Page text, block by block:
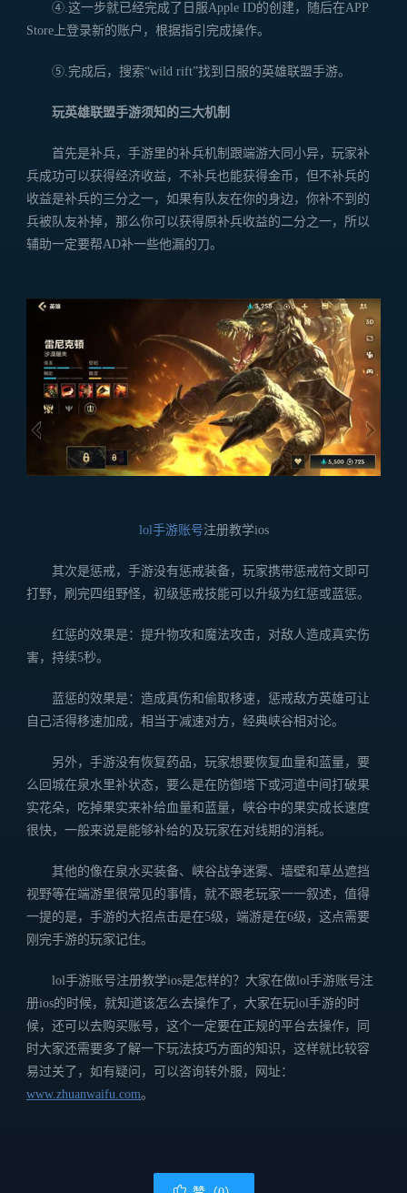
④.这一步就已经完成了日服Apple ID的创建，随后在APP
Store上登录新的账户，根据指引完成操作。
⑤.完成后，搜索“wild rift”找到日服的英雄联盟手游。
玩英雄联盟手游须知的三大机制
首先是补兵，手游里的补兵机制跟端游大同小异，玩家补
兵成功可以获得经济收益，不补兵也能获得金币，但不补兵的
收益是补兵的三分之一，如果有队友在你的身边，你补不到的
兵被队友补掉，那么你可以获得原补兵收益的二分之一，所以
辅助一定要帮AD补一些他漏的刀。
lol手游账号注册教学ios
其次是惩戒，手游没有惩戒装备，玩家携带惩戒符文即可
打野，刷完四组野怪，初级惩戒技能可以升级为红惩或蓝惩。
红惩的效果是：提升物攻和魔法攻击，对敌人造成真实伤
害，持续5秒。
蓝惩的效果是：造成真伤和偷取移速，惩戒敌方英雄可让
自己活得移速加成，相当于减速对方，经典峡谷相对论。
另外，手游没有恢复药品，玩家想要恢复血量和蓝量，要
么回城在泉水里补状态，要么是在防御塔下或河道中间打破果
实花朵，吃掉果实来补给血量和蓝量，峡谷中的果实成长速度
很快，一般来说是能够补给的及玩家在对线期的消耗。
其他的像在泉水买装备、峡谷战争迷雾、墙壁和草丛遮挡
视野等在端游里很常见的事情，就不跟老玩家一一叙述，值得
一提的是，手游的大招点击是在5级，端游是在6级，这点需要
刚完手游的玩家记住。
lol手游账号注册教学ios是怎样的？大家在做lol手游账号注
册ios的时候，就知道该怎么去操作了，大家在玩lol手游的时
候，还可以去购买账号，这个一定要在正规的平台去操作，同
时大家还需要多了解一下玩法技巧方面的知识，这样就比较容
易过关了，如有疑问，可以咨询转外服，网址：
www.zhuanwaifu.com。